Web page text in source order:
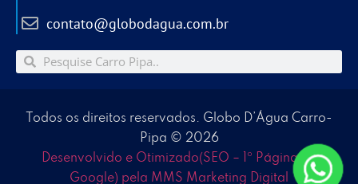
contato@globodagua.com.br
Todos os direitos reservados. Globo D’Água Carro-
Pipa © 2026
Desenvolvido e Otimizado(SEO – 1º Página no
Google) pela MMS Marketing Digital